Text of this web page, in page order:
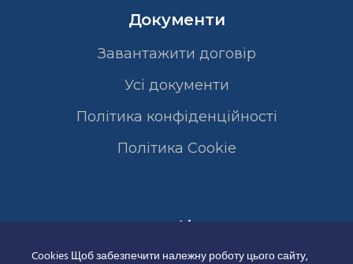
Документи
Завантажити договір
Усі документи
Політика конфіденційності
Полiтика Cookie
Сертифікати
Cookies Щоб забезпечити належну роботу цього сайту,